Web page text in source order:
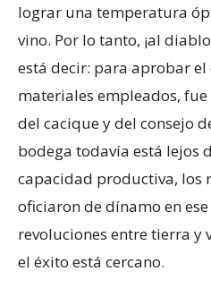
lograr una temperatura
vino. Por lo tanto, ¡al
está decir: para aprobar el
materiales empleados,
del cacique y del consejo
bodega todavía está lejos
capacidad productiva, los
oficiaron de dínamo en
revoluciones entre tierra y
el éxito está cercano.